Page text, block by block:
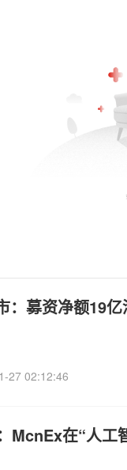
：募资净额19
27 02:12:46
McnEx在“人工